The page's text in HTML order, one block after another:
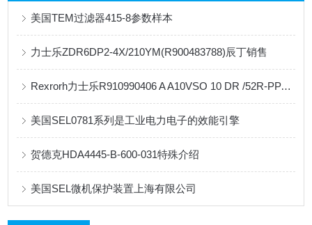
美国TEM过滤器415-8参数样本
力士乐ZDR6DP2-4X/210YM(R900483788)辰丁销售
Rexrorh力士乐R910990406 A A10VSO 10 DR /52R-PPA14N00柱塞泵
美国SEL0781系列是工业电力电子的效能引擎
贺德克HDA4445-B-600-031特殊介绍
美国SEL微机保护装置上海有限公司